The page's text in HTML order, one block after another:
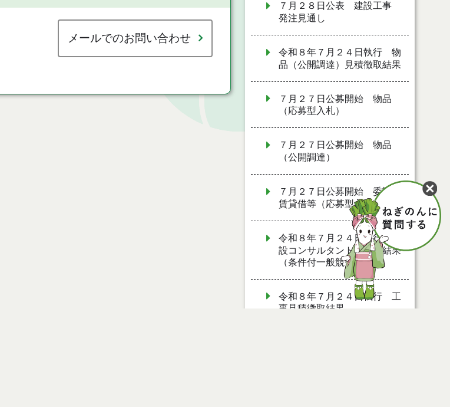
メールでのお問い合わせ
７月２８日公表 建設工事
発注見通し
令和８年７月２４日執行 物
品（公開調達）見積徴取結果
７月２７日公募開始 物品
（応募型入札）
７月２７日公募開始 物品
（公開調達）
７月２７日公募開始 委託・
賃貸借等（応募型入札）
令和８年７月２４日執行 建
設コンサルタント等入札結果
（条件付一般競争入札）
令和８年７月２４日執行 工
事見積徴取結果